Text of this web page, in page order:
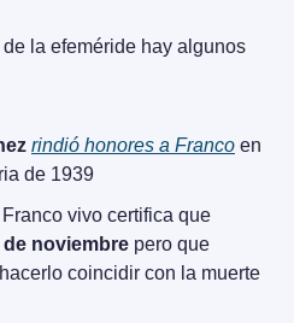
la efeméride hay algunos
rindió honores a Franco en
de 1939
de noviembre pero que
coincidir con la muerte